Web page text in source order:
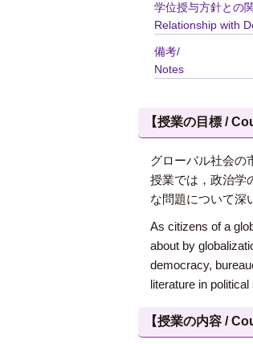
学位授与方針との
Relationship with
備考/
Notes
【授業の目標 /
グローバル社会の
授業では，政治学
な問題について深
As citizens of a
about by
democracy,
literature in
【授業の内容 /